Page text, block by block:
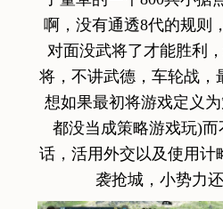
啊，没有通透8代的规则
对面没武将了才能胜利
将，不讲武德，车轮战，
想如果最初将游戏定义
都没当成策略游戏玩)
话，活用外交以及使用计
袭抢城，小势力